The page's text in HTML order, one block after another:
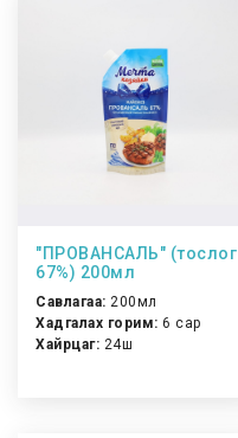
"ПРОВАНСАЛЬ" (тослог
67%) 200мл
Савлагаа: 200мл
Хадгалах горим: 6 сар
Хайрцаг: 24ш